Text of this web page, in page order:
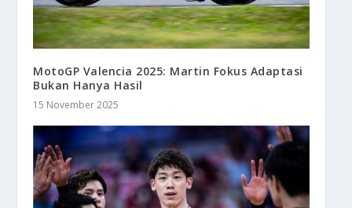
MotoGP Valencia 2025: Martin Fokus Adaptasi
Bukan Hanya Hasil
15 November 2025